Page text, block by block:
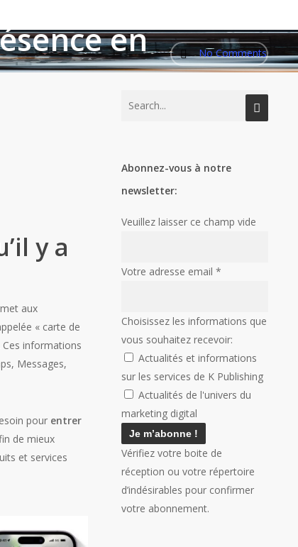
en
No Comments
y a
aux
« carte de
informations
Messages,
pour entrer
de mieux
et services
Abonnez-vous à notre
newsletter:
Veuillez laisser ce champ vide
Votre adresse email*
Choisissez les informations que
vous souhaitez recevoir:
Actualités et informations
sur les services de K Publishing
Actualités de l'univers du
marketing digital
Vérifiez votre boite de
réception ou votre répertoire
d’indésirables pour confirmer
votre abonnement.